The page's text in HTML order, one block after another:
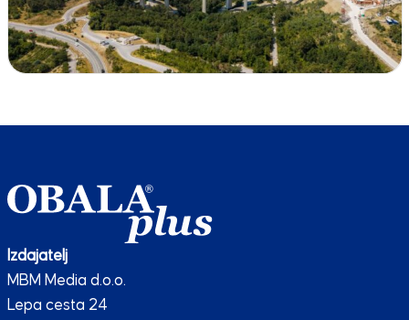
Izdajatelj
MBM Media d.o.o.
Lepa cesta 24